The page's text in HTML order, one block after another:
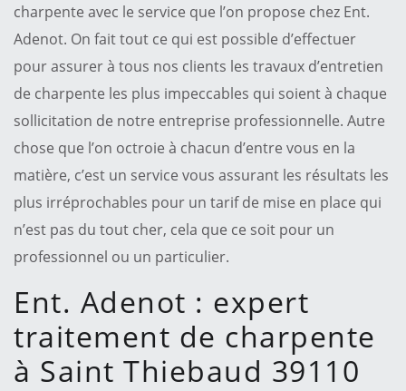
charpente avec le service que l’on propose chez Ent.
Adenot. On fait tout ce qui est possible d’effectuer
pour assurer à tous nos clients les travaux d’entretien
de charpente les plus impeccables qui soient à chaque
sollicitation de notre entreprise professionnelle. Autre
chose que l’on octroie à chacun d’entre vous en la
matière, c’est un service vous assurant les résultats les
plus irréprochables pour un tarif de mise en place qui
n’est pas du tout cher, cela que ce soit pour un
professionnel ou un particulier.
Ent. Adenot : expert
traitement de charpente
à Saint Thiebaud 39110